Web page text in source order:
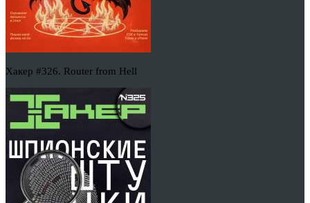
Хакер #326. Router from Hell